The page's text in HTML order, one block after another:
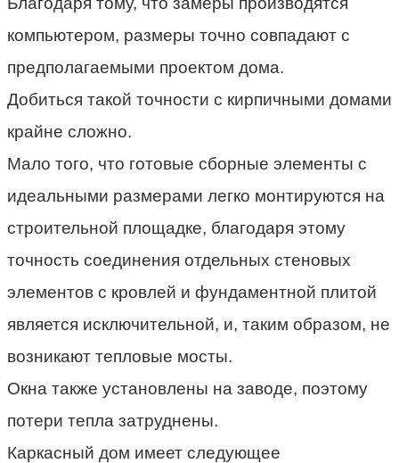
компьютером, размеры точно совпадают с
предполагаемыми проектом дома.
Добиться такой точности с кирпичными домами
крайне сложно.
Мало того, что готовые сборные элементы с
идеальными размерами легко монтируются на
строительной площадке, благодаря этому
точность соединения отдельных стеновых
элементов с кровлей и фундаментной плитой
является исключительной, и, таким образом, не
возникают тепловые мосты.
Окна также установлены на заводе, поэтому
потери тепла затруднены.
Каркасный дом имеет следующее